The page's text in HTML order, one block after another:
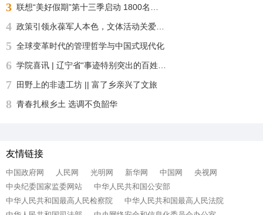
3
4
5 全球变革时代的管理哲学与中国式现代化
6
7 田野上的非遗工坊 || 富了乡亲兴了文旅
8 青春扎根乡土 选调不负韶华
友情链接
中国政府网 人民网 光明网 新华网 中国网
央视网
中央纪委国家监委网站
中华人民共和国公安部
中华人民共和国最高人民检察院
中华人民共和国最高人民法院